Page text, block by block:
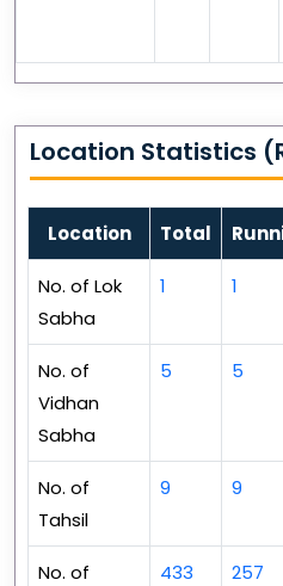
Location Statistics
Location Total
No. of Lok
Sabha
1 1
No. of
Vidhan
Sabha
5 5
No. of
Tahsil
9 9
No. of
433 257